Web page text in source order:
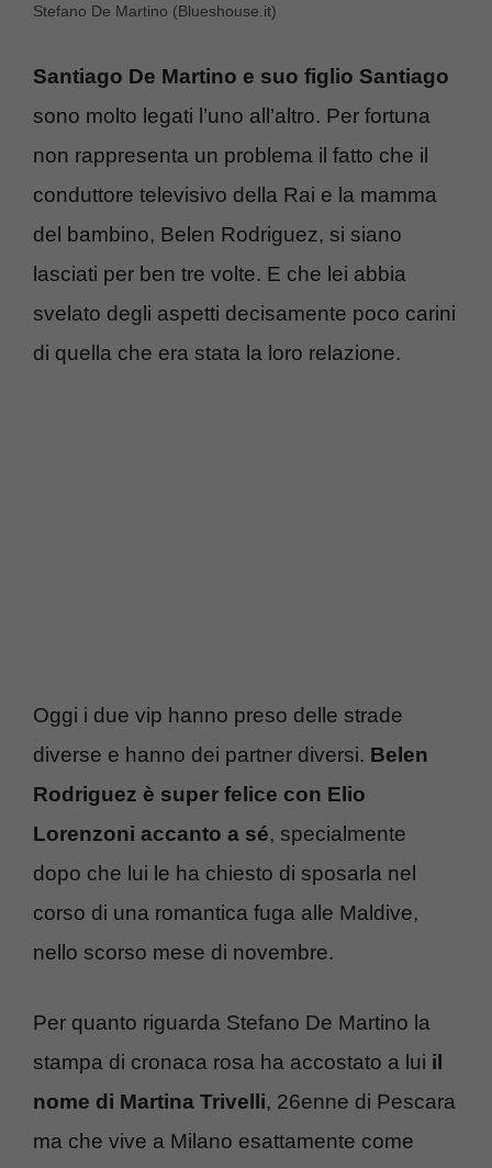
Stefano De Martino (Blueshouse.it)
Santiago De Martino e suo figlio Santiago
sono molto legati l’uno all’altro. Per fortuna
non rappresenta un problema il fatto che il
conduttore televisivo della Rai e la mamma
del bambino, Belen Rodriguez, si siano
lasciati per ben tre volte. E che lei abbia
svelato degli aspetti decisamente poco carini
di quella che era stata la loro relazione.
Oggi i due vip hanno preso delle strade
diverse e hanno dei partner diversi. Belen
Rodriguez è super felice con Elio
Lorenzoni accanto a sé, specialmente
dopo che lui le ha chiesto di sposarla nel
corso di una romantica fuga alle Maldive,
nello scorso mese di novembre.
Per quanto riguarda Stefano De Martino la
stampa di cronaca rosa ha accostato a lui il
nome di Martina Trivelli, 26enne di Pescara
ma che vive a Milano esattamente come